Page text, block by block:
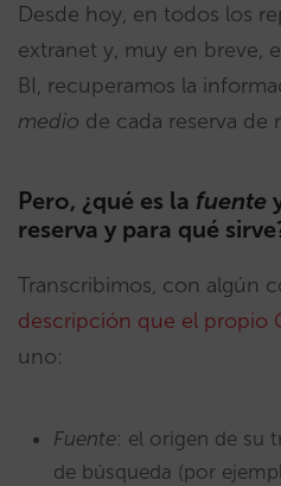
Desde hoy, en todos los
extranet y, muy en breve,
BI, recuperamos la
medio de cada reserva de
Pero, ¿qué es la fuente
reserva y para qué
Transcribimos, con algún
descripción que el propio
uno:
Fuente: el origen de su
de búsqueda (por